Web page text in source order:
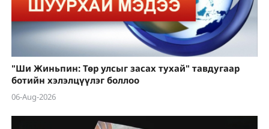
"Ши Жиньпин: Төр улсыг засах тухай" тавдугаар
ботийн хэлэлцүүлэг боллоо
06-Aug-2026